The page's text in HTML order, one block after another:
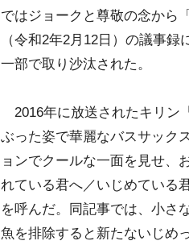
ではジョークと尊敬の念から
（令和2年2月12日）の議事
一部で取り沙汰された。
2016年に放送されたキリン
ぶった姿で華麗なバスサック
ョンでクールな一面を見せ、
れている君へ／いじめている
を呼んだ。同記事では、小さ
魚を排除すると新たないじめ